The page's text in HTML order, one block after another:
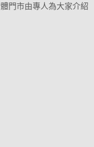
門市由專人為大家介紹